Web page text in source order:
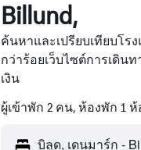
Billund,
ค้นหาและเปรียบเทียบโร
กว่าร้อยเว็บไซต์การเดิน
เงิน
ผู้เข้าพัก 2 คน, ห้องพัก 1 ห้